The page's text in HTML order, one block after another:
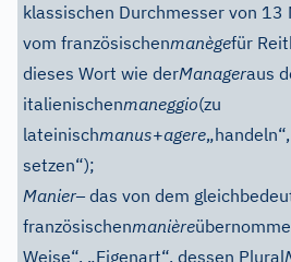
klassischen Durchmesser von
vom französischenmanègefür
dieses Wort wie derManageraus
italienischenmaneggio(zu
lateinischmanus+agere
setzen“);
Manier– das von dem
französischenmanière
Weise“, „Eigenart“, dessen Plural